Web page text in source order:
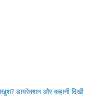
डायरेक्शन और कहानी दिखी